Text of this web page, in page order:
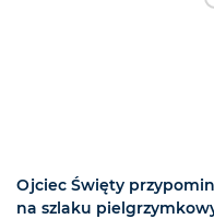
Ojciec Święty
na szlaku